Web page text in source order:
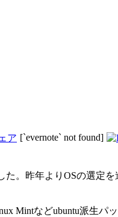
[`evernote` not found]
。昨年よりOSの選定を
Mintなどubuntu派生パ